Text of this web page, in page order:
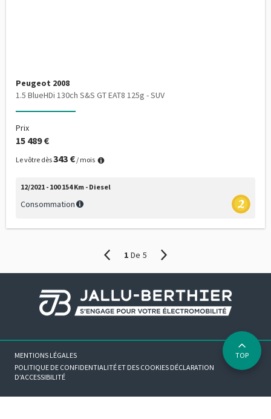
Peugeot 2008
1.5 BlueHDi 130ch S&S GT EAT8 125g - SUV
Prix
15 489 €
Le vôtre dès343 € / mois
12/2021 - 100 154 Km - Diesel
Consommation
1 De 5
MENTIONS LÉGALES
POLITIQUE DE CONFIDENTIALITÉ ET DES COOKIES DÉCLARATION
D’ACCESSIBILITÉ
TOP